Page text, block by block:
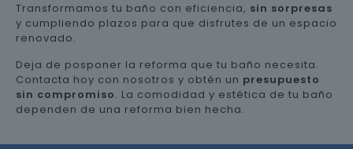
Transformamos tu baño con eficiencia, sin sorpresas
y cumpliendo plazos para que disfrutes de un espacio
renovado.
Deja de posponer la reforma que tu baño necesita.
Contacta hoy con nosotros y obtén un presupuesto
sin compromiso. La comodidad y estética de tu baño
dependen de una reforma bien hecha.